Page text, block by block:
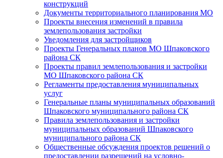
конструкций
Документы территориального планирования МО
Проекты внесения изменений в правила
землепользования застройки
Уведомления для застройщиков
Проекты Генеральных планов МО Шпаковского
района СК
Проекты правил землепользования и застройки
МО Шпаковского района СК
Регламенты предоставления муниципальных
услуг
Генеральные планы муниципальных образований
Шпаковского муниципального района СК
Правила землепользования и застройки
муниципальных образований Шпаковского
муниципального района СК
Общественные обсуждения проектов решений о
предоставлении разрешений на условно-